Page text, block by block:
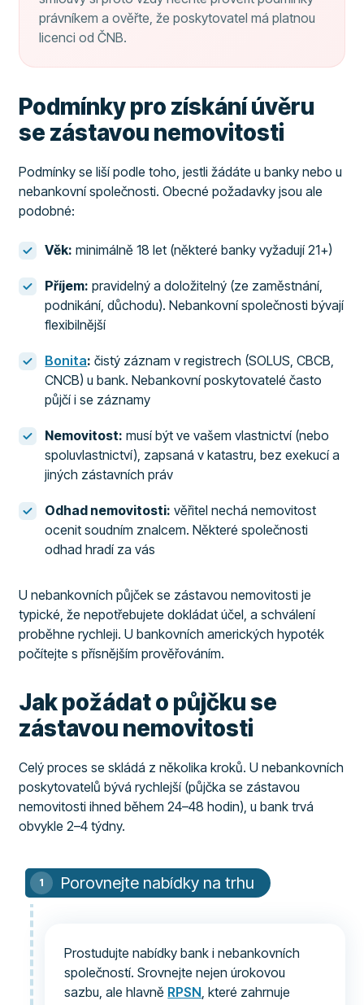
právníkem a ověřte, že poskytovatel má platnou
licenci od ČNB.
Podmínky pro získání úvěru
se zástavou nemovitosti
Podmínky se liší podle toho, jestli žádáte u banky nebo u
nebankovní společnosti. Obecné požadavky jsou ale
podobné:
Věk: minimálně 18 let (některé banky vyžadují 21+)
Příjem: pravidelný a doložitelný (ze zaměstnání,
podnikání, důchodu). Nebankovní společnosti bývají
flexibilnější
Bonita: čistý záznam v registrech (SOLUS, CBCB,
CNCB) u bank. Nebankovní poskytovatelé často
půjčí i se záznamy
Nemovitost: musí být ve vašem vlastnictví (nebo
spoluvlastnictví), zapsaná v katastru, bez exekucí a
jiných zástavních práv
Odhad nemovitosti: věřitel nechá nemovitost
ocenit soudním znalcem. Některé společnosti
odhad hradí za vás
U nebankovních půjček se zástavou nemovitosti je
typické, že nepotřebujete dokládat účel, a schválení
proběhne rychleji. U bankovních amerických hypoték
počítejte s přísnějším prověřováním.
Jak požádat o půjčku se
zástavou nemovitosti
Celý proces se skládá z několika kroků. U nebankovních
poskytovatelů bývá rychlejší (půjčka se zástavou
nemovitosti ihned během 24–48 hodin), u bank trvá
obvykle 2–4 týdny.
Porovnejte nabídky na trhu
Prostudujte nabídky bank i nebankovních
společností. Srovnejte nejen úrokovou
sazbu, ale hlavně RPSN , které zahrnuje